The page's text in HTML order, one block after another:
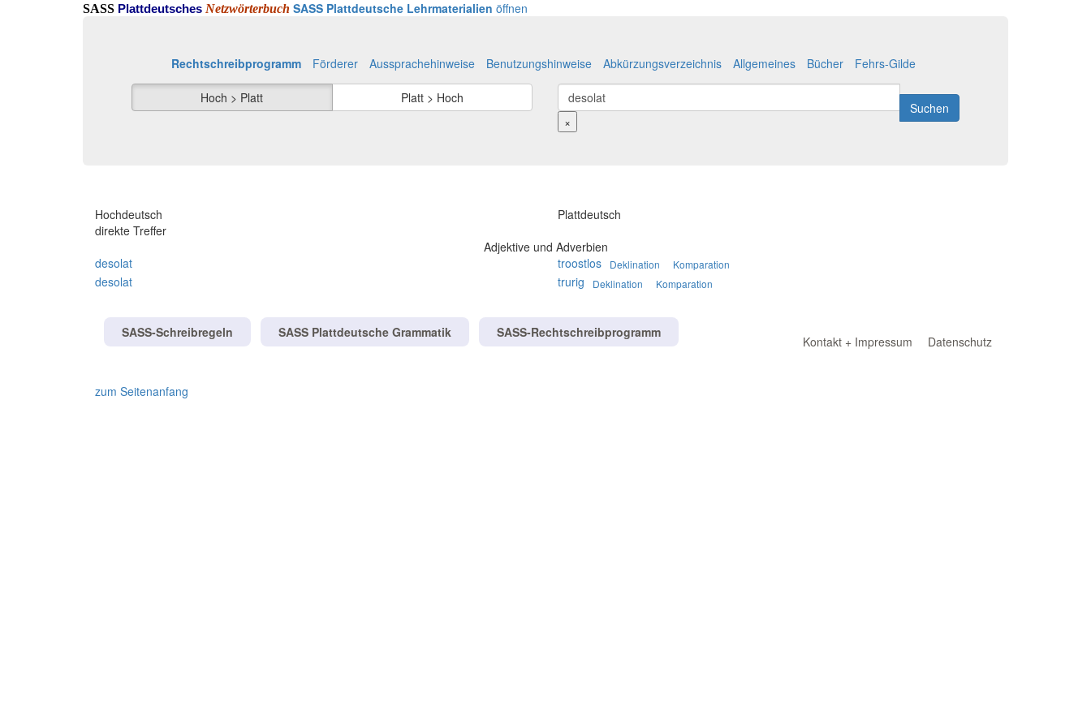
SASS Plattdeutsches Netzwörterbuch SASS Plattdeutsche Lehrmaterialien öffnen
Rechtschreibprogramm Förderer Aussprachehinweise Benutzungshinweise Abkürzungsverzeichnis Allgemeines Bücher Fehrs-Gilde
Hoch > Platt
Platt > Hoch
×
Suchen
Hochdeutsch
Plattdeutsch
direkte Treffer
Adjektive und Adverbien
desolat
troostlos Deklination Komparation
desolat trurig Deklination Komparation
SASS-Schreibregeln SASS Plattdeutsche Grammatik SASS-Rechtschreibprogramm
Kontakt + Impressum Datenschutz
zum Seitenanfang